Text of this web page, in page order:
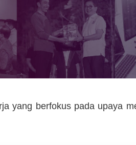
yang berfokus pada upaya